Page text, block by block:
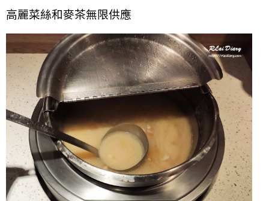
高麗菜絲和麥茶無限供應